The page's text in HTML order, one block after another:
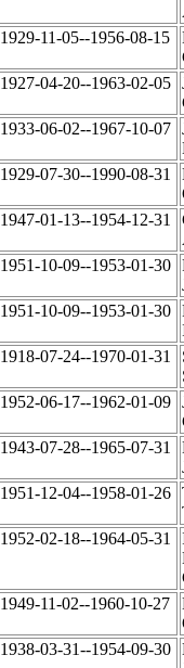
1929-11-05--1956-08-15
1927-04-20--1963-02-05
1933-06-02--1967-10-07
1929-07-30--1990-08-31
1947-01-13--1954-12-31
1951-10-09--1953-01-30
1951-10-09--1953-01-30
1918-07-24--1970-01-31
1952-06-17--1962-01-09
1943-07-28--1965-07-31
1951-12-04--1958-01-26
1952-02-18--1964-05-31
1949-11-02--1960-10-27
1938-03-31--1954-09-30